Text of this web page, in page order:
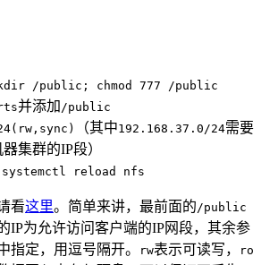
/public; chmod 777 /public
并添加 /public
（其中192.168.37.0/24需要
集群的IP段）
systemctl reload nfs
看这里。简单来讲，最前面的 /public
IP为允许访问客户端的IP网段，其余参
指定，用逗号隔开。
rw表示可读写， ro